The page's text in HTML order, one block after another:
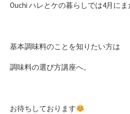
Ouchi ハレとケの暮らしでは4月にま
基本調味料のことを知りたい方は
調味料の選び方講座へ。
お待ちしております